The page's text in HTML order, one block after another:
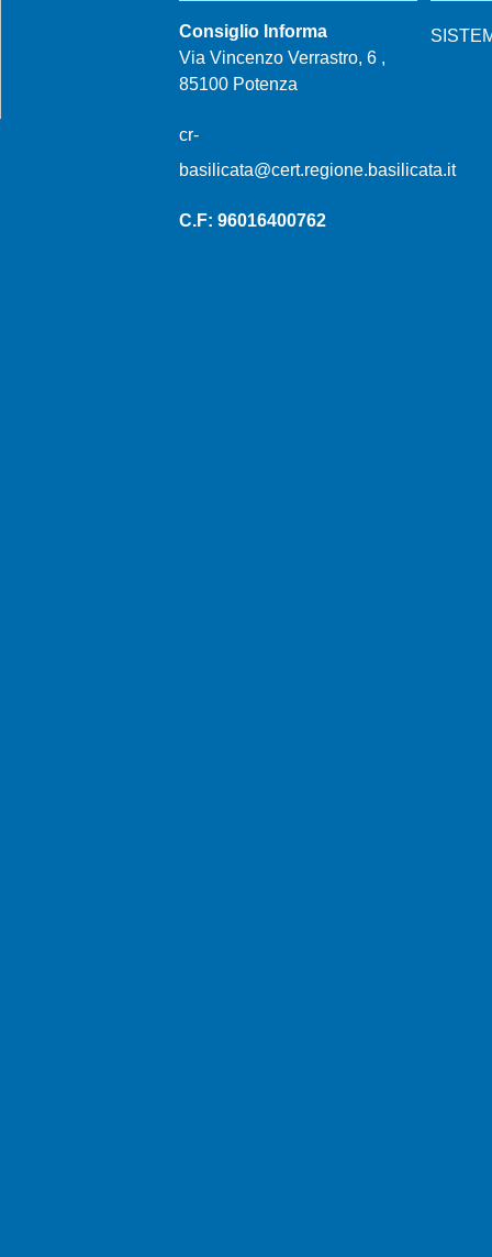
Consiglio Informa
Via Vincenzo Verrastro, 6 ,
85100 Potenza
cr-
basilicata@cert.regione.basilicata.it
C.F: 96016400762